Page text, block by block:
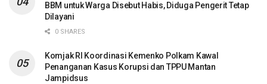
BBM untuk Warga Disebut Habis, Diduga Pengerit Tetap
Dilayani
0 SHARES
Komjak RI Koordinasi Kemenko Polkam Kawal
Penanganan Kasus Korupsi dan TPPU Mantan
Jampidsus